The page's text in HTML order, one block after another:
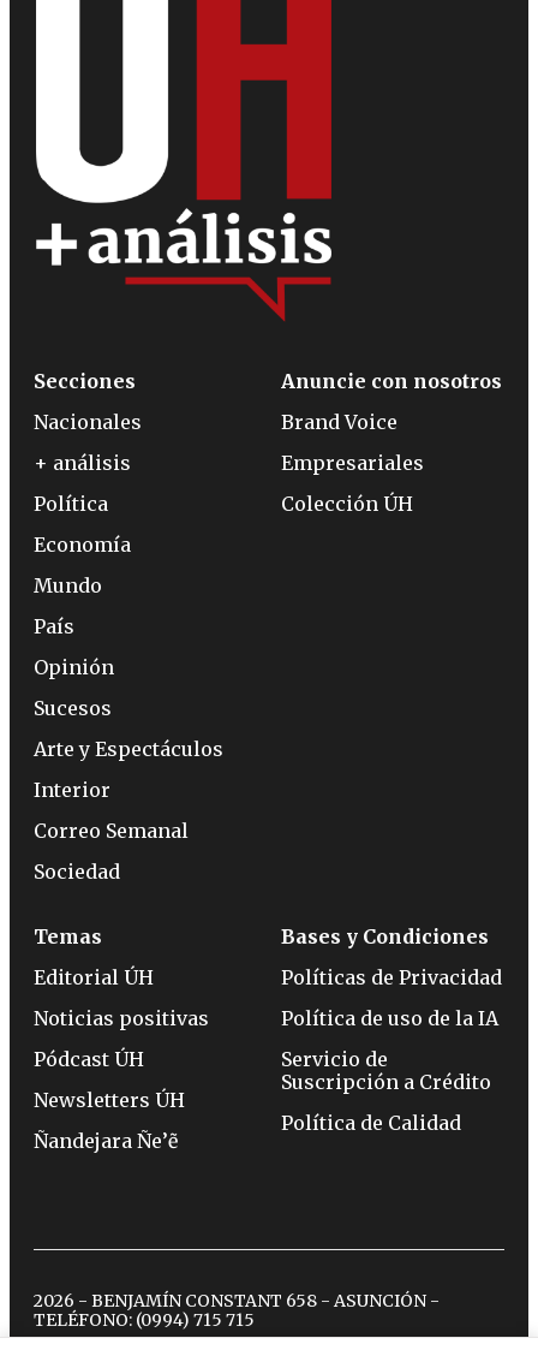
Secciones
Nacionales
+ análisis
Política
Economía
Mundo
País
Opinión
Sucesos
Arte y Espectáculos
Interior
Correo Semanal
Sociedad
Anuncie con nosotros
Brand Voice
Empresariales
Colección ÚH
Temas
Editorial ÚH
Noticias positivas
Pódcast ÚH
Newsletters ÚH
Ñandejara Ñe’ẽ
Bases y Condiciones
Políticas de Privacidad
Política de uso de la IA
Servicio de
Suscripción a Crédito
Política de Calidad
2026 - BENJAMÍN CONSTANT 658 - ASUNCIÓN -
TELÉFONO: (0994) 715 715